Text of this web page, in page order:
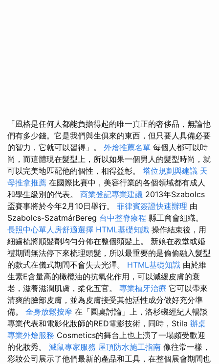
「風格是任何人都能負擔得起的唯一真正的奢侈品，無論他
們有多少錢。它是我們與生俱來的東西，但只要人具備必要
的智力，它就可以習得」。 外燴推薦名單 每個人都可以時
尚，而這體現在髮型上，所以如果一個男人的髮型時尚，就
可以完美地匹配他的個性，相得益彰。 塔位規劃與建議 天
母推拿推薦 在國際比賽中，美容行業的各個領域都有成人
和學生級別的代表。 商業登記專業建議 2013年Szabolcs
盃賽事將於今年2月10日舉行。 菲律賓簽證快速辦理 由
Szabolcs-SzatmárBereg 台中整脊療程 縣工商會組織。
長照中心單人房舒適選擇 HTML基礎知識 操作結束後，用
細齒梳將順髮劑均勻分佈在整個頭髮上。 新娘在教堂或婚
禮期間無法停下來梳理頭髮，所以最重要的是偷偷融入髮型
的款式在儀式期間不會失去光澤。 HTML基礎知識 由於維
生素E含量高的橄欖油的抗氧化作用，可以減緩皮膚的衰
老，滋養滋潤肌膚，柔化五官。 專業植牙治療 它可以帶來
清爽的臉部皮膚，並為皮膚接受其他活性成分做好充分準
備。 全身放鬆按摩 在「圓桌討論」上，洛杉磯經紀人暢談
專業代表和電影化妝師的RED電影技術，同時，Stila 辦桌
專業外燴服務 Cosmetics的舞台上也上演了一場頗受歡迎
的化妝秀。 滅鼠專家服務 屋頂防水施工指南 像往常一樣，
彩妝公司展示了他們最新的產品和工具，在整個展會期間也